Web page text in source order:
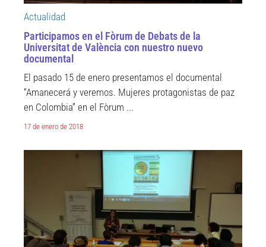
Actualidad
Participamos en el Fòrum de Debats de la
Universitat de València con nuestro nuevo
documental
El pasado 15 de enero presentamos el documental
“Amanecerá y veremos. Mujeres protagonistas de paz
en Colombia” en el Fòrum ...
17 de enero de 2018